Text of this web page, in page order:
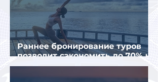
Раннее бронирование туров
позволит сэкономить до 70% на
летнем отдыхе — АТОР